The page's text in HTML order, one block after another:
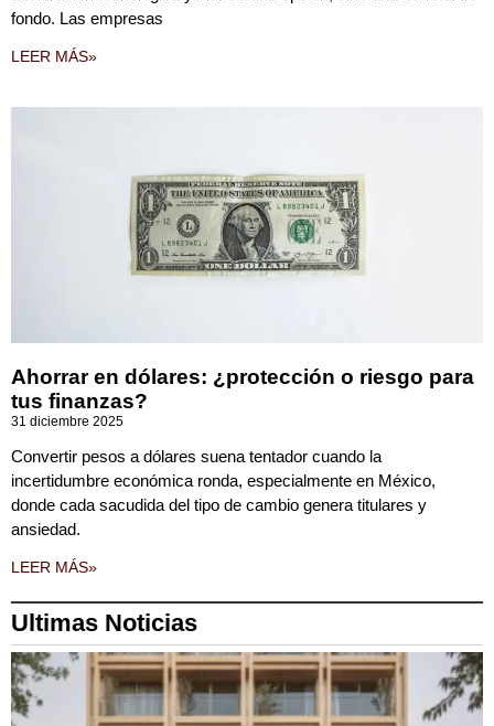
fondo. Las empresas
LEER MÁS»
Ahorrar en dólares: ¿protección o riesgo para
tus finanzas?
31 diciembre 2025
Convertir pesos a dólares suena tentador cuando la
incertidumbre económica ronda, especialmente en México,
donde cada sacudida del tipo de cambio genera titulares y
ansiedad.
LEER MÁS»
Ultimas Noticias